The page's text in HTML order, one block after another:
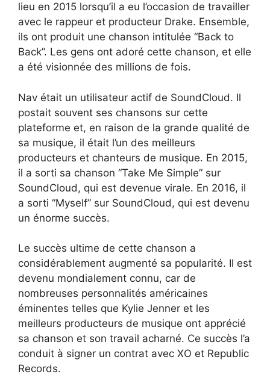
lieu en 2015 lorsqu’il a eu l’occasion de travailler
avec le rappeur et producteur Drake. Ensemble,
ils ont produit une chanson intitulée “Back to
Back”. Les gens ont adoré cette chanson, et elle
a été visionnée des millions de fois.
Nav était un utilisateur actif de SoundCloud. Il
postait souvent ses chansons sur cette
plateforme et, en raison de la grande qualité de
sa musique, il était l’un des meilleurs
producteurs et chanteurs de musique. En 2015,
il a sorti sa chanson “Take Me Simple” sur
SoundCloud, qui est devenue virale. En 2016, il
a sorti “Myself” sur SoundCloud, qui est devenu
un énorme succès.
Le succès ultime de cette chanson a
considérablement augmenté sa popularité. Il est
devenu mondialement connu, car de
nombreuses personnalités américaines
éminentes telles que Kylie Jenner et les
meilleurs producteurs de musique ont apprécié
sa chanson et son travail acharné. Ce succès l’a
conduit à signer un contrat avec XO et Republic
Records.